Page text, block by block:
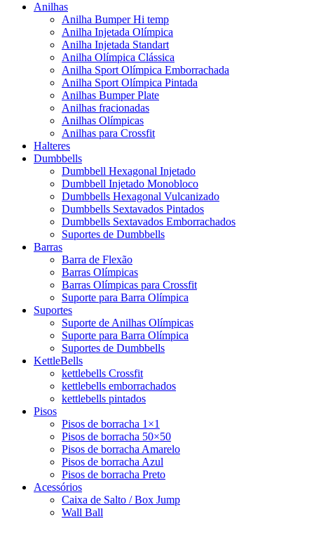
Anilhas
Anilha Bumper Hi temp
Anilha Injetada Olímpica
Anilha Injetada Standart
Anilha Olímpica Clássica
Anilha Sport Olímpica Emborrachada
Anilha Sport Olímpica Pintada
Anilhas Bumper Plate
Anilhas fracionadas
Anilhas Olímpicas
Anilhas para Crossfit
Halteres
Dumbbells
Dumbbell Hexagonal Injetado
Dumbbell Injetado Monobloco
Dumbbells Hexagonal Vulcanizado
Dumbbells Sextavados Pintados
Dumbbells Sextavados Emborrachados
Suportes de Dumbbells
Barras
Barra de Flexão
Barras Olímpicas
Barras Olímpicas para Crossfit
Suporte para Barra Olímpica
Suportes
Suporte de Anilhas Olímpicas
Suporte para Barra Olímpica
Suportes de Dumbbells
KettleBells
kettlebells Crossfit
kettlebells emborrachados
kettlebells pintados
Pisos
Pisos de borracha 1×1
Pisos de borracha 50×50
Pisos de borracha Amarelo
Pisos de borracha Azul
Pisos de borracha Preto
Acessórios
Caixa de Salto / Box Jump
Wall Ball